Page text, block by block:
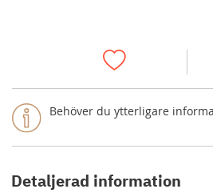
Behöver du ytterligare
Detaljerad information